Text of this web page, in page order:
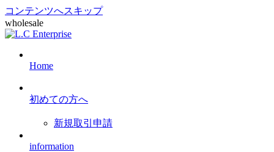
コンテンツへスキップ
wholesale
Home
初めての方へ
新規取引申請
information